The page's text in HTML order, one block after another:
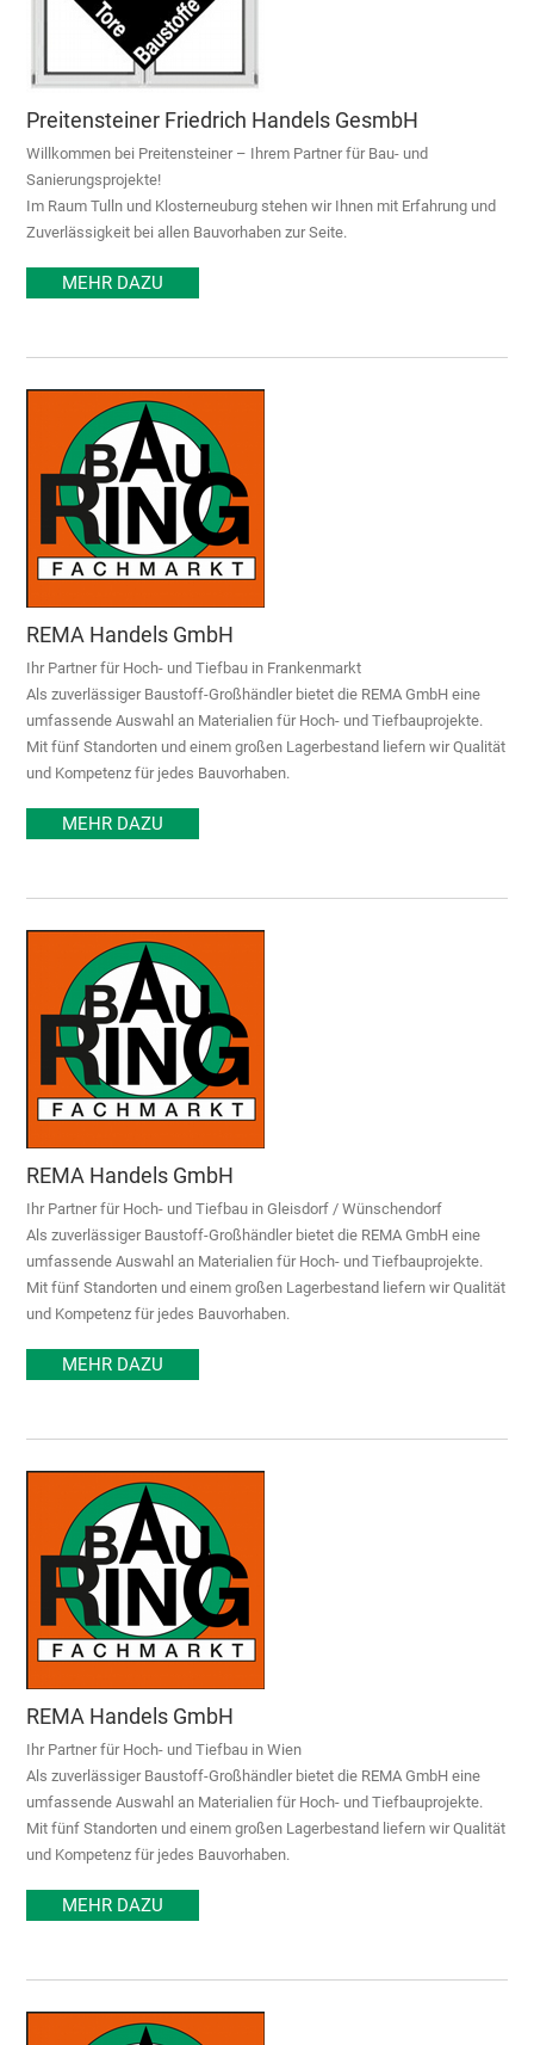
Preitensteiner Friedrich Handels GesmbH
Willkommen bei Preitensteiner – Ihrem Partner für Bau- und
Sanierungsprojekte!
Im Raum Tulln und Klosterneuburg stehen wir Ihnen mit Erfahrung und
Zuverlässigkeit bei allen Bauvorhaben zur Seite.
MEHR DAZU
REMA Handels GmbH
Ihr Partner für Hoch- und Tiefbau in Frankenmarkt
Als zuverlässiger Baustoff-Großhändler bietet die REMA GmbH eine
umfassende Auswahl an Materialien für Hoch- und Tiefbauprojekte.
Mit fünf Standorten und einem großen Lagerbestand liefern wir Qualität
und Kompetenz für jedes Bauvorhaben.
MEHR DAZU
REMA Handels GmbH
Ihr Partner für Hoch- und Tiefbau in Gleisdorf / Wünschendorf
Als zuverlässiger Baustoff-Großhändler bietet die REMA GmbH eine
umfassende Auswahl an Materialien für Hoch- und Tiefbauprojekte.
Mit fünf Standorten und einem großen Lagerbestand liefern wir Qualität
und Kompetenz für jedes Bauvorhaben.
MEHR DAZU
REMA Handels GmbH
Ihr Partner für Hoch- und Tiefbau in Wien
Als zuverlässiger Baustoff-Großhändler bietet die REMA GmbH eine
umfassende Auswahl an Materialien für Hoch- und Tiefbauprojekte.
Mit fünf Standorten und einem großen Lagerbestand liefern wir Qualität
und Kompetenz für jedes Bauvorhaben.
MEHR DAZU